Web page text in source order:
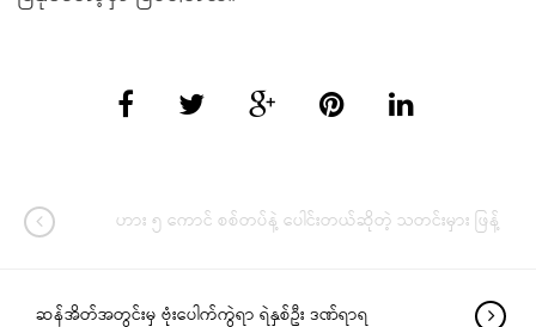
ဟား ၅ ကောင် စစ်တပ်နဲ့ ပေါင်းတယ်ဆိုတဲ့ သတင်းမှား ဖြန့်
ဆန်အိတ်အတွင်းမှ ဗုံးပေါက်ကွဲရာ ရဲနှစ်ဦး ဒဏ်ရာရ